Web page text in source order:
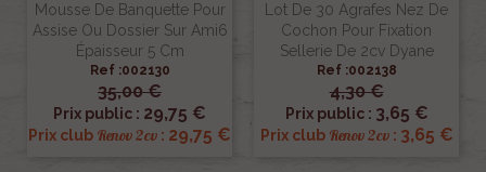
Mousse De Banquette Pour
Assise Ou Dossier Sur Ami6
Épaisseur 5 Cm
Ref :002130
35,00 €
Prix public : 29,75 €
Prix club Renov 2cv : 29,75 €
Lot De 30 Agrafes Nez De
Cochon Pour Fixation
Sellerie De 2cv Dyane
Ref :002138
4,30 €
Prix public : 3,65 €
Prix club Renov 2cv: 3,65 €